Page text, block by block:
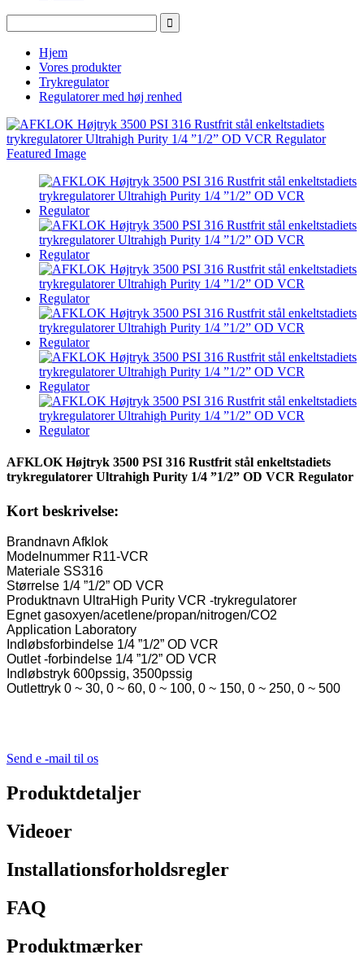
Hjem
Vores produkter
Trykregulator
Regulatorer med høj renhed
AFKLOK Højtryk 3500 PSI 316 Rustfrit stål enkeltstadiets
trykregulatorer Ultrahigh Purity 1/4 ”1/2” OD VCR Regulator
Kort beskrivelse:
Brandnavn Afklok
Modelnummer R11-VCR
Materiale SS316
Størrelse 1/4 ”1/2” OD VCR
Produktnavn UltraHigh Purity VCR -trykregulatorer
Egnet gasoxyen/acetlene/propan/nitrogen/CO2
Application Laboratory
Indløbsforbindelse 1/4 ”1/2” OD VCR
Outlet -forbindelse 1/4 ”1/2” OD VCR
Indløbstryk 600pssig, 3500pssig
Outlettryk 0 ~ 30, 0 ~ 60, 0 ~ 100, 0 ~ 150, 0 ~ 250, 0 ~ 500
Send e -mail til os
Produktdetaljer
Videoer
Installationsforholdsregler
FAQ
Produktmærker